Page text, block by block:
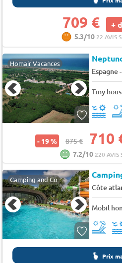
709 € +
5.3/10 22 AVIS
Homair Vacances
Espagne
Tiny
- 19 % 875 € 710
7.2/10 220 AVIS
Camping and Co
Côte
Mobil
Prix